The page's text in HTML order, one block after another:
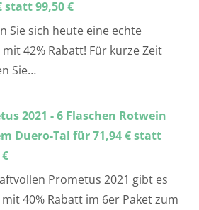
statt 99,50 €
Sie sich heute eine echte
42% Rabatt! Für kurze Zeit
Sie…
2021 - 6 Flaschen Rotwein
Duero-Tal für 71,94 € statt
Prometus 2021 gibt es
40% Rabatt im 6er Paket zum